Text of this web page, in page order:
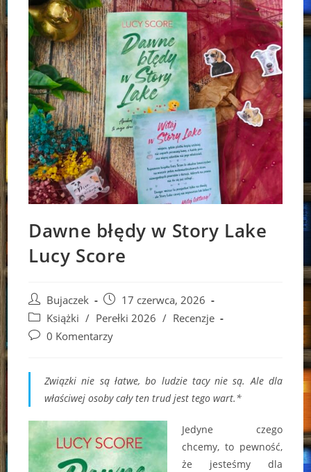
Dawne błędy w Story Lake
Lucy Score
Post
author:
Bujaczek
Post
published:
17 czerwca, 2026
Post
category:
Książki / Perełki 2026 / Recenzje
Post0 Komentarzy
Związki nie są łatwe, bo ludzie tacy nie są. Ale dla
właściwej osoby cały ten trud jest tego wart.*
Jedyne czego
chcemy, to pewność,
że jesteśmy dla